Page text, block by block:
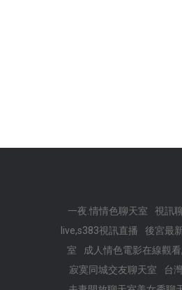
一夜.情情色聊天室 視訊
live,s383視訊直播
後宮最
室
成人情色電影在線觀
寂寞同城交友聊天室
台